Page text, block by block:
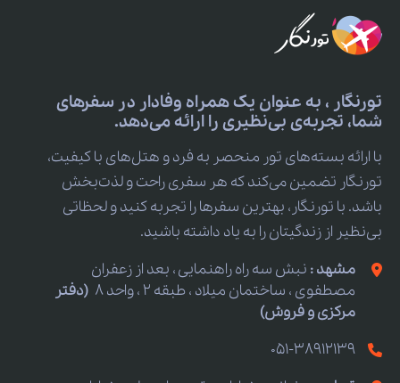
تورنگار ، به عنوان یک همراه وفادار در سفرهای
شما، تجربه‌ی بی‌نظیری را ارائه می‌دهد.
با ارائه بسته‌های تور منحصر به فرد و هتل‌های با کیفیت،
تورنگار تضمین می‌کند که هر سفری راحت و لذت‌بخش
باشد. با تورنگار، بهترین سفرها را تجربه کنید و لحظاتی
بی‌نظیر از زندگیتان را به یاد داشته باشید.
مشهد : نبش سه راه راهنمایی ، بعد از زعفران
مصطفوی ، ساختمان میلاد ، طبقه 2 ، واحد 8
(دفتر
مرکزی و فروش)
051-38912139